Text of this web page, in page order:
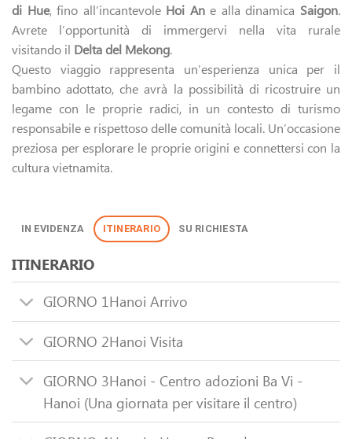
di Hue, fino all’incantevole Hoi Ane alla dinamica Saigon.
Avrete l’opportunità di immergervi nella vita rurale
visitando il Delta del Mekong.
Questo viaggio rappresenta un’esperienza unica per il
bambino adottato, che avrà la possibilità di ricostruire un
legame con le proprie radici, in un contesto di turismo
responsabile e rispettoso delle comunità locali. Un’occasione
preziosa per esplorare le proprie origini e connettersi con la
cultura vietnamita.
IN EVIDENZA ITINERARIO SU RICHIESTA
ITINERARIO
GIORNO 1Hanoi Arrivo
GIORNO 2Hanoi Visita
GIORNO 3Hanoi - Centro adozioni Ba Vi -
Hanoi (Una giornata per visitare il centro)